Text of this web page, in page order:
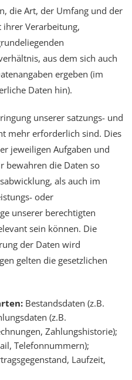
die Art, der Umfang und der
Verarbeitung,
aus dem sich auch
ergeben (im
Daten hin).
unserer satzungs- und
mehr erforderlich sind. Dies
jeweiligen Aufgaben und
bewahren die Daten so
als auch im
oder
unserer berechtigten
sein können. Die
der Daten wird
gelten die gesetzlichen
Bestandsdaten (z.B.
(z.B.
Zahlungshistorie);
Telefonnummern);
Laufzeit,